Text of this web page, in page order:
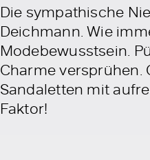
Die sympathische
Deichmann. Wie
Modebewusstsein.
Charme
Sandaletten mit
Faktor!